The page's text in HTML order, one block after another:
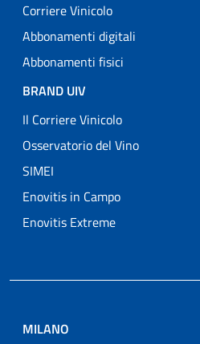
Corriere Vinicolo
Abbonamenti digitali
Abbonamenti fisici
BRAND UIV
Il Corriere Vinicolo
Osservatorio del Vino
SIMEI
Enovitis in Campo
Enovitis Extreme
MILANO